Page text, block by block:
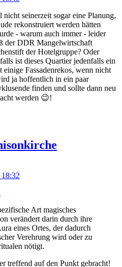
seinerzeit sogar eine Planung,
rekonstruiert werden hätten
- warum auch immer - leider
der DDR Mangelwirtschaft
der Hotelgruppe? Oder
ist dieses Quartier jedenfalls ein
Fassadenrekos, wenn nicht
ja hoffentlich in ein paar
finden und sollte dann neu
werden 😉!
Art magisches
verändert darin durch ihre
eines Ortes, der dadurch
Verehrung wird oder zu
nötigt.
treffend auf den Punkt gebracht!